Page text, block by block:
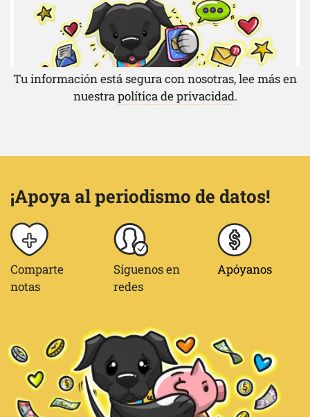
Tu información está segura con nosotras, lee más en
nuestrapolítica de privacidad.
¡Apoya al periodismo de datos!
Comparte
notas
Síguenos en
redes
Apóyanos